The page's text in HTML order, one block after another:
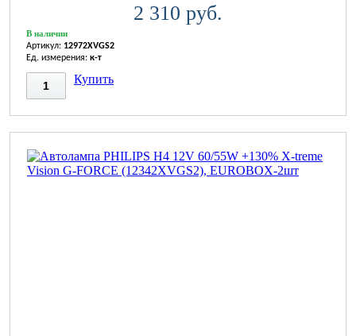
2 310 руб.
В наличии
Артикул: 12972XVGS2
Ед. измерения: к-т
Купить